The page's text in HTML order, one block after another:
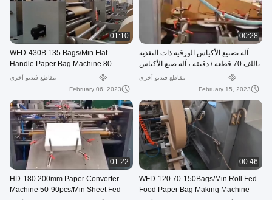
00:28
آلة تصنيع الأكياس الورقية ذات التغذية
باللف 70 قطعة / دقيقة ، آلة صنع الأكياس
مقاطع فيديو أخرى
February 15, 2023
01:10
WFD-430B 135 Bags/Min Flat
Handle Paper Bag Machine 80-
200mm Roll Fed Square Bottom
مقاطع فيديو أخرى
February 06, 2023
00:46
WFD-120 70-150Bags/Min Roll Fed
Food Paper Bag Making Machine
01:22
HD-180 200mm Paper Converter
Machine 50-90pcs/Min Sheet Fed